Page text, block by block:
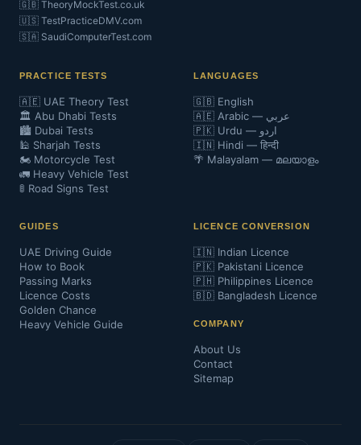
🇬🇧 TheoryMockTest.co.uk
🇺🇸 TestPracticeDMV.com
🇸🇦 SaudiComputerTest.com
PRACTICE TESTS
🇦🇪 UAE Theory Test
🏛️ Abu Dhabi Tests
🏙️ Dubai Tests
🕌 Sharjah Tests
🏍️ Motorcycle Test
🚛 Heavy Vehicle Test
🚦 Road Signs Test
LANGUAGES
🇬🇧 English
🇦🇪 Arabic — عربي
🇵🇰 Urdu — اردو
🇮🇳 Hindi — हिन्दी
🌴 Malayalam — മലയാളം
GUIDES
UAE Driving Guide
How to Book
Passing Marks
Licence Costs
Golden Chance
Heavy Vehicle Guide
LICENCE CONVERSION
🇮🇳 Indian Licence
🇵🇰 Pakistani Licence
🇵🇭 Philippines Licence
🇧🇩 Bangladesh Licence
COMPANY
About Us
Contact
Sitemap